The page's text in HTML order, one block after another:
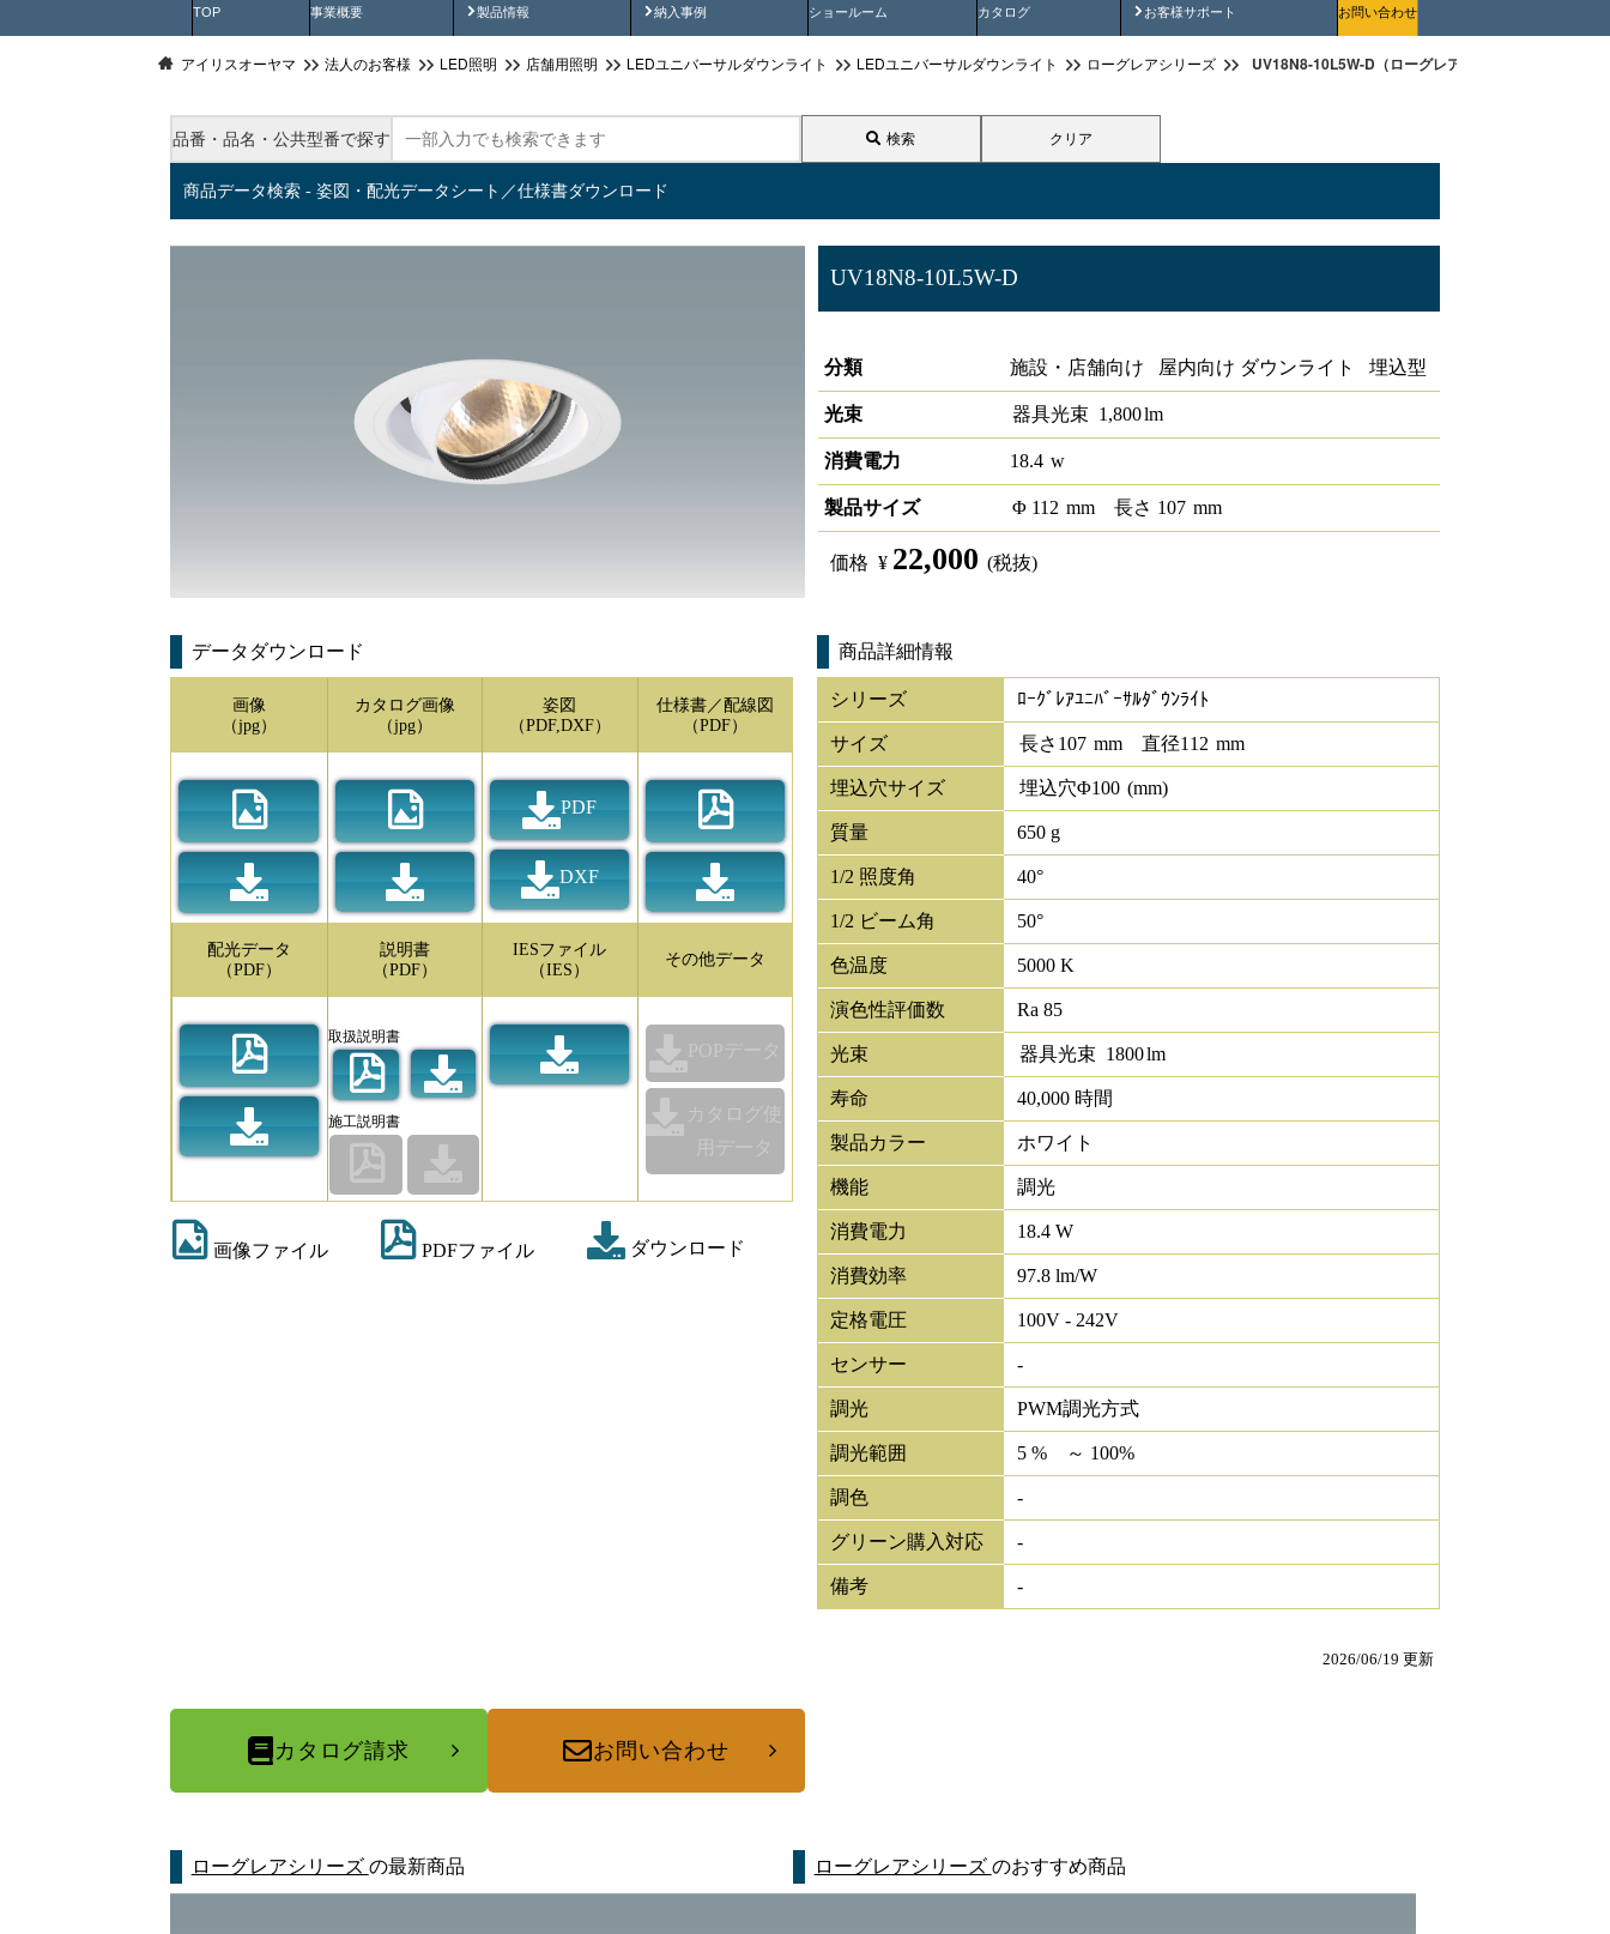
TOP 事業概要 製品情報
製品動画 納入事例
納入事例動画 ショールーム カタログ お客様サポート
安全にご使用いただくためにお問い合わせ
アイリスオーヤマ 法人のお客様 LED照明 店舗用照明 LEDユニバーサルダウンライト LEDユニバーサルダウンライト ローグレアシリーズ UV18N8-10L5W-D（ローグレアユニバーサルダウンラ
品番・品名・公共型番で探す 検索 クリア
商品データ検索 - 姿図・配光データシート／仕様書ダウンロード
UV18N8-10L5W-D
分類
施設・店舗向け 屋内向け ダウンライト 埋込型
光束 器具光束 1,800lm
消費電力 18.4 w
製品サイズ Φ 112 mm 長さ 107 mm
価格 ¥ 22,000 (税抜)
データダウンロード
画像
（jpg）
カタログ画像
（jpg）
姿図
（PDF,DXF）
PDF
DXF
仕様書／配線図
（PDF）
配光データ
（PDF）
説明書
（PDF）
取扱説明書
施工説明書
IESファイル
（IES）
その他データ
POPデータ
カタログ使
用データ
画像ファイル PDFファイル ダウンロード
商品詳細情報
シリーズ ﾛｰｸﾞﾚｱﾕﾆﾊﾞｰｻﾙﾀﾞｳﾝﾗｲﾄ
サイズ 長さ 107 mm 直径112 mm
埋込穴サイズ 埋込穴Φ100 (mm)
質量 650 g
1/2 照度角 40°
1/2 ビーム角 50°
色温度 5000 K
演色性評価数 Ra 85
光束 器具光束 1800lm
寿命 40,000 時間
製品カラー ホワイト
機能 調光
消費電力 18.4 W
消費効率 97.8 lm/W
定格電圧 100V - 242V
センサー -
調光 PWM調光方式
調光範囲 5 % ～ 100%
調色 -
グリーン購入対応 -
備考 -
2026/06/19 更新
カタログ請求 お問い合わせ
ローグレアシリーズ の最新商品 ローグレアシリーズ のおすすめ商品